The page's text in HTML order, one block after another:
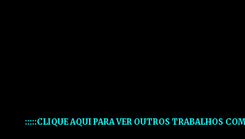
:::::CLIQUE AQUI PARA VER OUTROS TRABALHOS